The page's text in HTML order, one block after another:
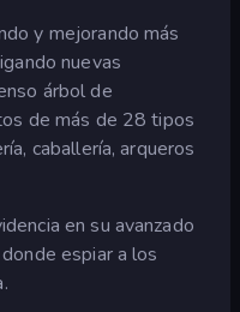
y mejorando más
nuevas
árbol de
de más de 28 tipos
caballería, arqueros
en su avanzado
espiar a los